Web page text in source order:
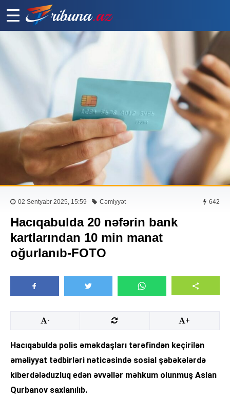
02 Sentyabr 2025, 15:59 Cəmiyyət 642
Hacıqabulda 20 nəfərin bank
kartlarından 10 min manat
oğurlanıb-FOTO
- +
Hacıqabulda polis əməkdaşları tərəfindən keçirilən
əməliyyat tədbirləri nəticəsində sosial şəbəkələrdə
kiberdələduzluq edən əvvəllər məhkum olunmuş Aslan
Qurbanov saxlanılıb.